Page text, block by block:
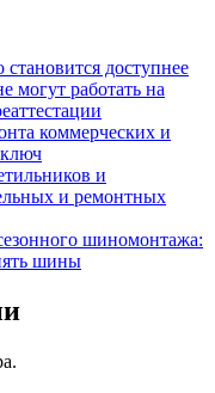
становится доступнее
могут работать на
коммерческих и
и
и ремонтных
шиномонтажа:
шины